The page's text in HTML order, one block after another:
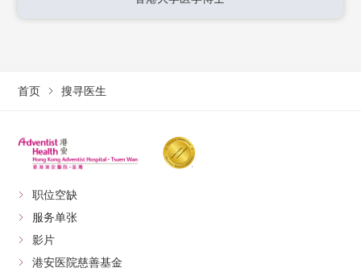
首页 搜寻医生
职位空缺
服务单张
影片
港安医院慈善基金